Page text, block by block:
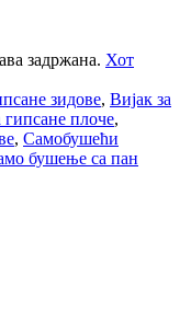
задржана. Хот
зидове, Вијак за
плоче,
, Самобушећи
бушење са пан